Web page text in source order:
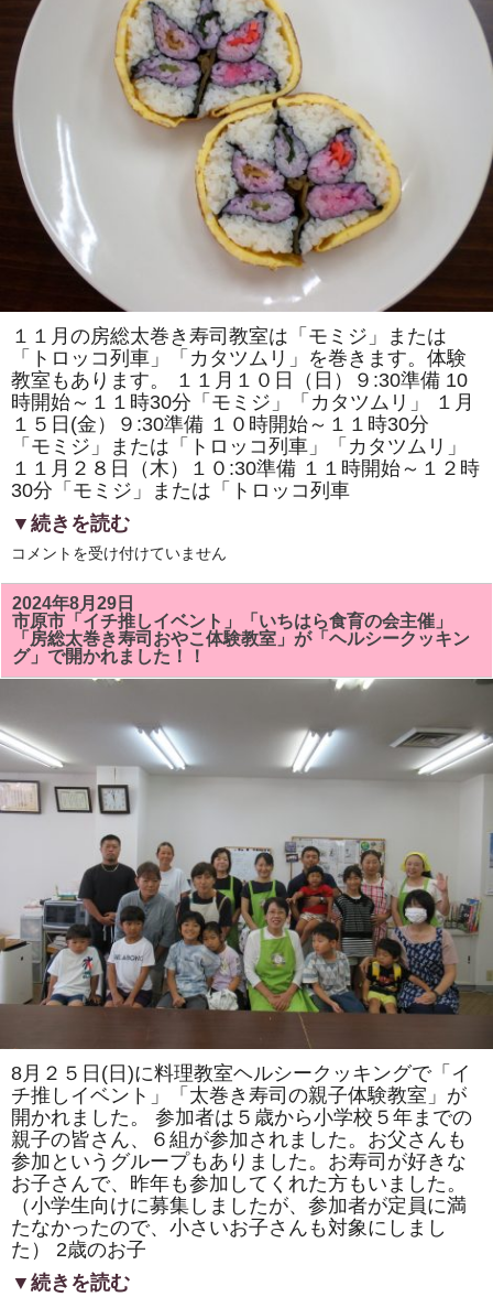
定
で
す。
体
教
室
も
あ
り
す。
１１月の房総太巻き寿司教室は「モミジ」または
「トロッコ列車」「カタツムリ」を巻きます。体験
教室もあります。 １１月１０日（日）９:30準備 10
時開始～１１時30分「モミジ」「カタツムリ」 １月
１５日(金）９:30準備 １０時開始～１１時30分
「モミジ」または「トロッコ列車」「カタツムリ」
１１月２８日（木）１０:30準備 １１時開始～１２時
30分「モミジ」または「トロッコ列車
▼続きを読む
１
月
の
房
総
太
巻
き
教
室
は
「モ
ミ
ジ」
ま
コ
列
車」
「カ
ム
巻
ま
す。
体
験
教
室
も
あ
り
ま
す。
は
コメントを受け付けていません
2024年8月29日
市原市「イチ推しイベント」「いちはら食育の会主催」
「房総太巻き寿司おやこ体験教室」が「ヘルシークッキン
グ」で開かれました！！
8月２５日(日)に料理教室ヘルシークッキングで「イ
チ推しイベント」「太巻き寿司の親子体験教室」が
開かれました。 参加者は５歳から小学校５年までの
親子の皆さん、６組が参加されました。お父さんも
参加というグループもありました。お寿司が好きな
お子さんで、昨年も参加してくれた方もいました。
（小学生向けに募集しましたが、参加者が定員に満
たなかったので、小さいお子さんも対象にしまし
た） 2歳のお子
▼続きを読む